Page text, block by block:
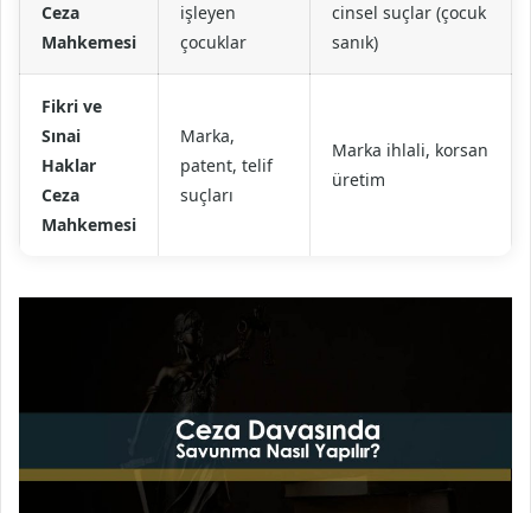
Ceza
Mahkemesi
işleyen
çocuklar
cinsel suçlar (çocuk
sanık)
Fikri ve
Sınai
Haklar
Ceza
Mahkemesi
Marka,
patent, telif
suçları
Marka ihlali, korsan
üretim